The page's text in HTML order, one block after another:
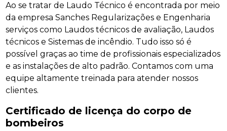
Ao se tratar de Laudo Técnico é encontrada por meio
da empresa Sanches Regularizações e Engenharia
serviços como Laudos técnicos de avaliação, Laudos
técnicos e Sistemas de incêndio. Tudo isso só é
possível graças ao time de profissionais especializados
e as instalações de alto padrão. Contamos com uma
equipe altamente treinada para atender nossos
clientes.
Certificado de licença do corpo de
bombeiros